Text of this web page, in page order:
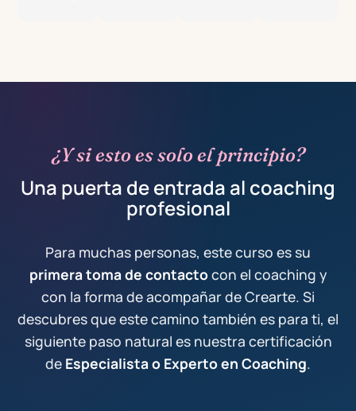
elegido
para mi
formación.
aprendes
desde la
experiencia
y donde
no te
sientes
solo,
como las
opiniones
de otros
estudiantes,
del
equilibrio
entre
teoría y
práctica.
especialmente
en donde
siempre te
sientes
acompañado,
en que
estás
pensando
en
inscribirte
finalizas la
cursos
(Coaching),
recomendaría
Coaching,
de hecho
ya he
contratado
mi
formación!!!
¿Y si esto es solo el principio?
Una puerta de entrada al coaching
profesional
Para muchas personas, este curso es su
primera toma de contactocon el coaching y
con la forma de acompañar de Crearte. Si
descubres que este camino también es para ti, el
siguiente paso natural es nuestra certificación
de Especialista o Experto en Coaching.